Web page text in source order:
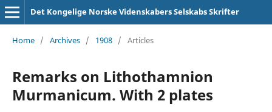
Det Kongelige Norske Videnskabers Selskabs Skrifter
Home / Archives / 1908 / Articles
Remarks on Lithothamnion
Murmanicum. With 2 plates